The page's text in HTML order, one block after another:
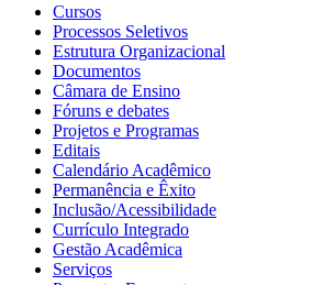
Cursos
Processos Seletivos
Estrutura Organizacional
Documentos
Câmara de Ensino
Fóruns e debates
Projetos e Programas
Editais
Calendário Acadêmico
Permanência e Êxito
Inclusão/Acessibilidade
Currículo Integrado
Gestão Acadêmica
Serviços